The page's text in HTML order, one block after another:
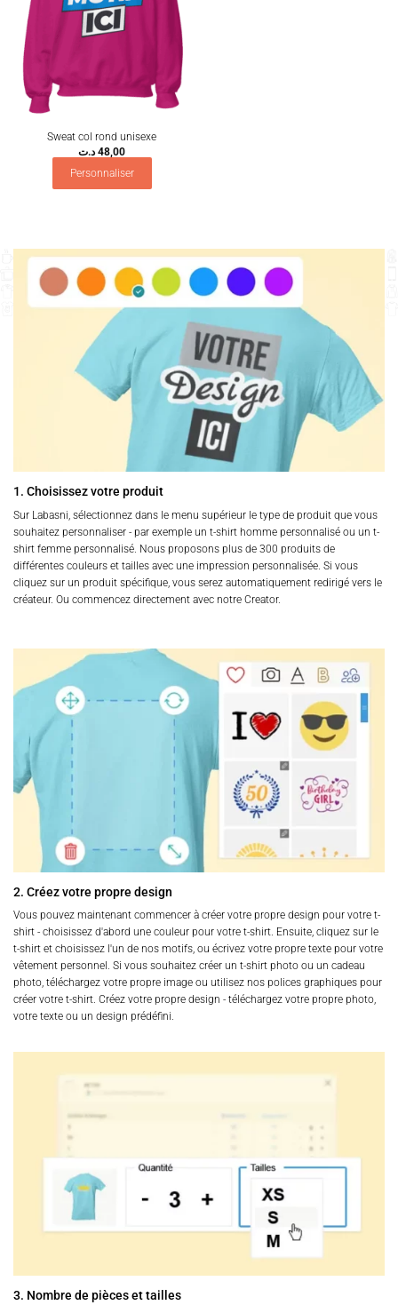
Sweat col rond unisexe
48,00 د.ت
Personnaliser
1. Choisissez votre produit
Sur Labasni, sélectionnez dans le menu supérieur le type de produit que vous
souhaitez personnaliser - par exemple un t-shirt homme personnalisé ou un t-
shirt femme personnalisé. Nous proposons plus de 300 produits de
différentes couleurs et tailles avec une impression personnalisée. Si vous
cliquez sur un produit spécifique, vous serez automatiquement redirigé vers le
créateur. Ou commencez directement avec notre Creator.
2. Créez votre propre design
Vous pouvez maintenant commencer à créer votre propre design pour votre t-
shirt - choisissez d'abord une couleur pour votre t-shirt. Ensuite, cliquez sur le
t-shirt et choisissez l'un de nos motifs, ou écrivez votre propre texte pour votre
vêtement personnel. Si vous souhaitez créer un t-shirt photo ou un cadeau
photo, téléchargez votre propre image ou utilisez nos polices graphiques pour
créer votre t-shirt. Créez votre propre design - téléchargez votre propre photo,
votre texte ou un design prédéfini.
3. Nombre de pièces et tailles